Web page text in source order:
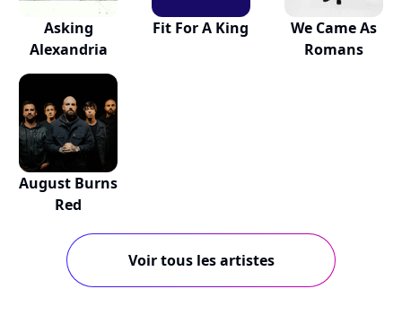
Asking
Alexandria
Fit For A King
We Came As
Romans
August Burns
Red
Voir tous les artistes